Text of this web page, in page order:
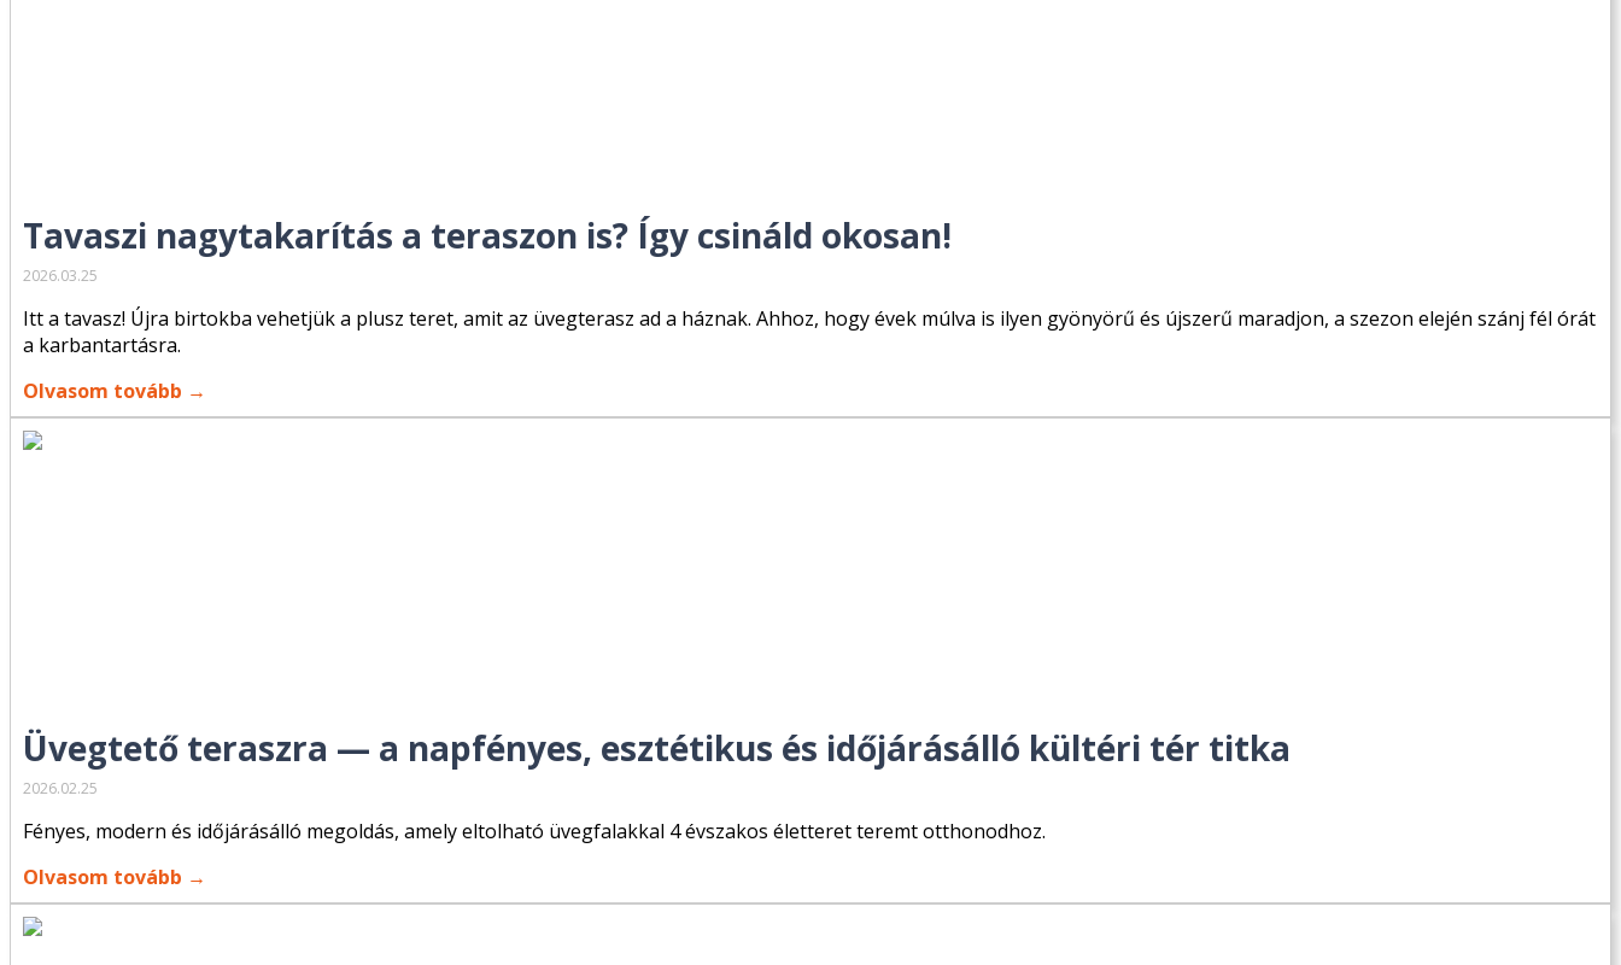
Tavaszi nagytakarítás a teraszon is? Így csináld okosan!
2026.03.25
Itt a tavasz! Újra birtokba vehetjük a plusz teret, amit az üvegterasz ad a háznak. Ahhoz, hogy évek múlva is ilyen gyönyörű és újszerű maradjon, a szezon elején szánj fél órát
a karbantartásra.
Olvasom tovább →
Üvegtető teraszra — a napfényes, esztétikus és időjárásálló kültéri tér titka
2026.02.25
Fényes, modern és időjárásálló megoldás, amely eltolható üvegfalakkal 4 évszakos életteret teremt otthonodhoz.
Olvasom tovább →